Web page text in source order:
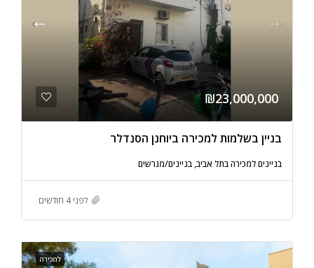
₪23,000,000
בניין בשלמות למכירה ביוחנן הסנדלר
בניינים למכירה בתל אביב, בניינים/מגרשים
לפני 4 חודשים
למכירה